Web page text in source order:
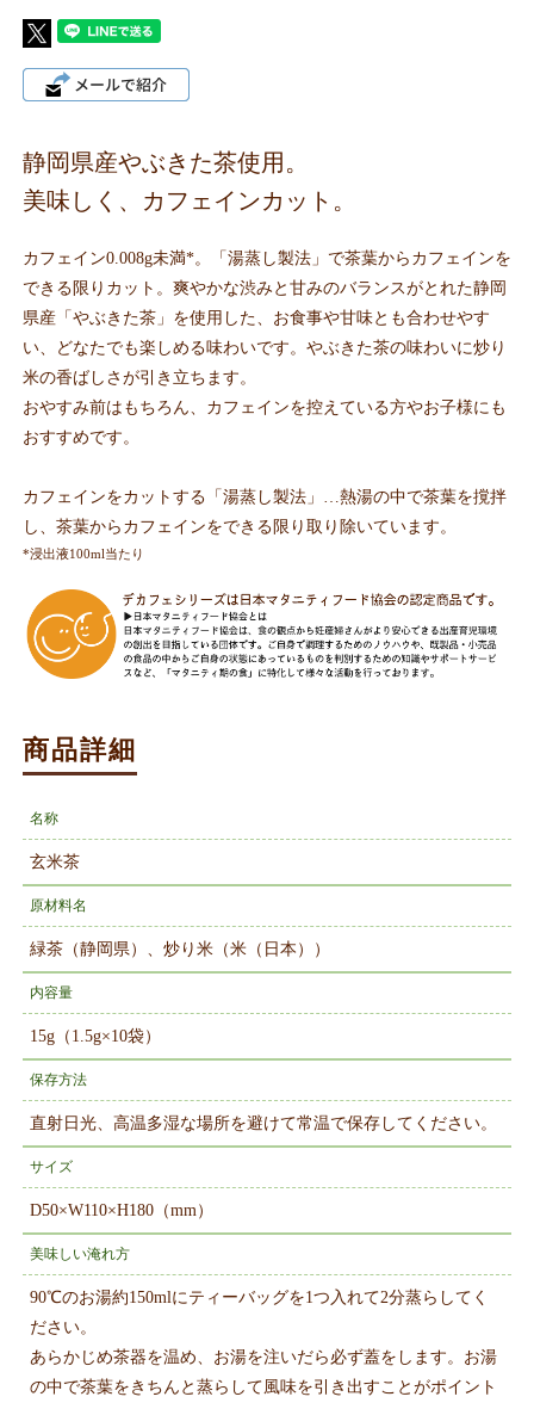
静岡県産やぶきた茶使用。
美味しく、カフェインカット。
カフェイン0.008g未満*。「湯蒸し製法」で茶葉からカフェインを
できる限りカット。爽やかな渋みと甘みのバランスがとれた静岡
県産「やぶきた茶」を使用した、お食事や甘味とも合わせやす
い、どなたでも楽しめる味わいです。やぶきた茶の味わいに炒り
米の香ばしさが引き立ちます。
おやすみ前はもちろん、カフェインを控えている方やお子様にも
おすすめです。
カフェインをカットする「湯蒸し製法」…熱湯の中で茶葉を撹拌
し、茶葉からカフェインをできる限り取り除いています。
*浸出液100ml当たり
商品詳細
名称
玄米茶
原材料名
緑茶（静岡県）、炒り米（米（日本））
内容量
15g（1.5g×10袋）
保存方法
直射日光、高温多湿な場所を避けて常温で保存してください。
サイズ
D50×W110×H180（mm）
美味しい淹れ方
90℃のお湯約150mlにティーバッグを1つ入れて2分蒸らしてく
ださい。
あらかじめ茶器を温め、お湯を注いだら必ず蓋をします。お湯
の中で茶葉をきちんと蒸らして風味を引き出すことがポイント